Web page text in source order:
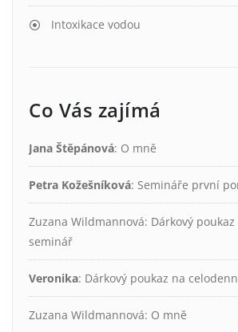
Intoxikace vodou
Co Vás zajímá
Jana Štěpánová: O mně
Petra Kožešníková: Semináře první
Zuzana Wildmannová: Dárkový
seminář
Veronika: Dárkový poukaz na
Zuzana Wildmannová: O mně